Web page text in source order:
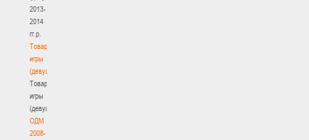
2013-
2014
гг.р.
Товарищеские
игры
(девушки)
Товарищеские
игры
(девушки)
ОДМ
2008-